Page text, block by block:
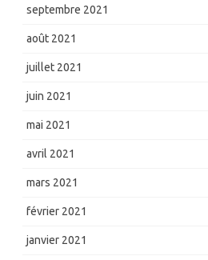
septembre 2021
août 2021
juillet 2021
juin 2021
mai 2021
avril 2021
mars 2021
février 2021
janvier 2021